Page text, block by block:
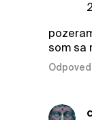
som sa